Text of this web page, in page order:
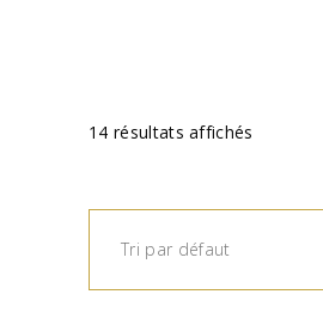
14 résultats affichés
Tri par défaut